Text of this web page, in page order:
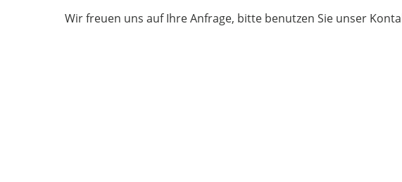
Wir freuen uns auf Ihre Anfrage, bitte benutzen Sie unser